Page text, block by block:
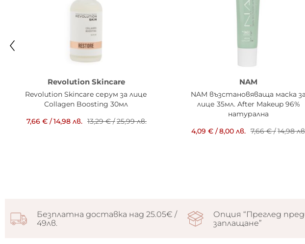
Revolution Skincare
Revolution Skincare серум за лице
Collagen Boosting 30мл
7,66 € /14,98 лв. 13,29 €/25,99 лв.
NAM
NAM възстановяваща маска за
лице 35мл. After Makeup 96%
натурална
4,09 € /8,00 лв. 7,66 €/14,98
Безплатна доставка над 25.05€ /
49лв.
Опция “Преглед
заплащане”